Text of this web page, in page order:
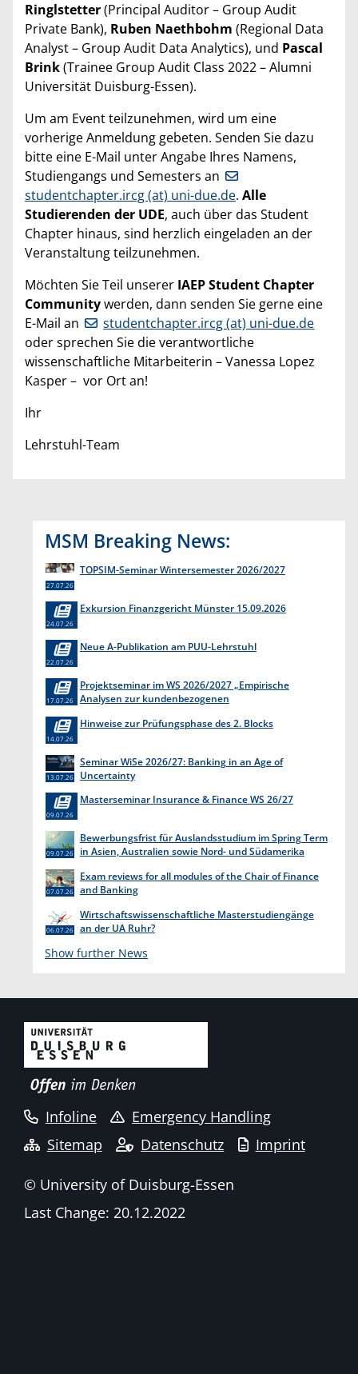
Ringlstetter(Principal Auditor – Group Audit
Private Bank), Ruben Naethbohm (Regional Data
Analyst – Group Audit Data Analytics), und Pascal
Brink(Trainee Group Audit Class 2022 – Alumni
Universität Duisburg-Essen).
Um am Event teilzunehmen, wird um eine
vorherige Anmeldung gebeten. Senden Sie dazu
bitte eine E-Mail unter Angabe Ihres Namens,
Studiengangs und Semesters an
studentchapter.ircg (at) uni-due.de. Alle
Studierenden der UDE, auch über das Student
Chapter hinaus, sind herzlich eingeladen an der
Veranstaltung teilzunehmen.
Möchten Sie Teil unserer IAEP Student Chapter
Communitywerden, dann senden Sie gerne eine
E-Mail an
studentchapter.ircg (at) uni-due.de
oder sprechen Sie die verantwortliche
wissenschaftliche Mitarbeiterin – Vanessa Lopez
Kasper – vor Ort an!
Ihr
Lehrstuhl-Team
MSM Breaking News:
TOPSIM-Seminar Wintersemester 2026/2027
27.07.26
Exkursion Finanzgericht Münster 15.09.2026
24.07.26
Neue A-Publikation am PUU-Lehrstuhl
22.07.26
Projektseminar im WS 2026/2027 „Empirische
Analysen zur kundenbezogenen
17.07.26
Hinweise zur Prüfungsphase des 2. Blocks
14.07.26
Seminar WiSe 2026/27: Banking in an Age of
Uncertainty
13.07.26
Masterseminar Insurance & Finance WS 26/27
09.07.26
Bewerbungsfrist für Auslandsstudium im Spring Term
in Asien, Australien sowie Nord- und Südamerika
09.07.26
Exam reviews for all modules of the Chair of Finance
and Banking
07.07.26
Wirtschaftswissenschaftliche Masterstudiengänge
an der UA Ruhr?
06.07.26
Show further News
Infoline
Emergency Handling
Sitemap
Datenschutz Imprint
© University of Duisburg-Essen
Last Change: 20.12.2022